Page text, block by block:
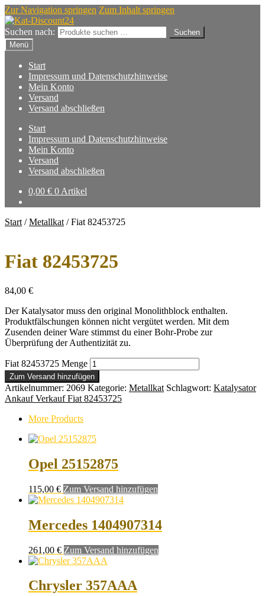
Zur Navigation springen Zum Inhalt springen
Suchen nach:
Suchen
Menü
Start
Impressum und Datenschutzhinweise
Mein Konto
Versand
Versand abschließen
Start
Impressum und Datenschutzhinweise
Mein Konto
Versand
Versand abschließen
0,00 € 0 Artikel
Start /Metallkat /Fiat 82453725
Fiat 82453725
84,00 €
Der Katalysator muss den original Monolithblock enthalten.
Produktfälschungen können nicht vergütet werden. Mit dem
Zusenden deiner Ware stimmst du einer Bohr-Probe zur
Überprüfung der Authentizität zu.
Fiat 82453725 Menge
Zum Versand hinzufügen
Artikelnummer: 2069 Kategorie: Metallkat Schlagwort: Katalysator
Ankauf Verkauf Fiat 82453725
More Products
Opel 25152875
115,00 € Zum Versand hinzufügen
Mercedes 1404907314
261,00 € Zum Versand hinzufügen
Chrysler 357AAA